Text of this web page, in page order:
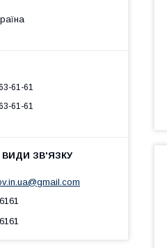
61-61
61-61